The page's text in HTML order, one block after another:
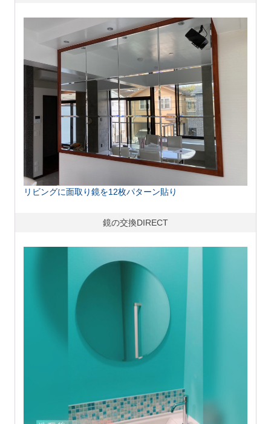
リビングに面取り鏡を12枚パターン貼り
鏡の交換DIRECT